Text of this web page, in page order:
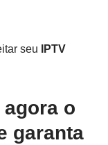
seu
IPTV
o
garanta